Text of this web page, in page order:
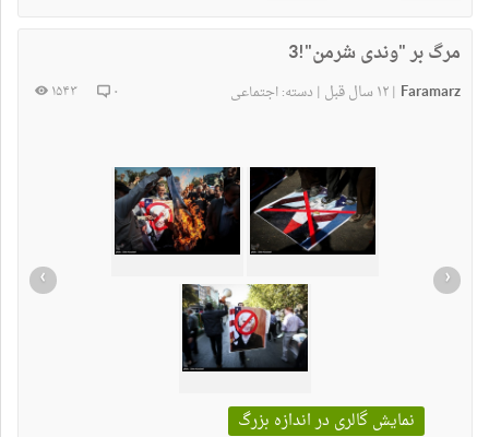
مرگ بر "وندی شرمن"!3
Faramarz
|۱۲ سال قبل | دسته:اجتماعی ۰ ۱۵۴۳
‹
›
نمایش گالری در اندازه بزرگ